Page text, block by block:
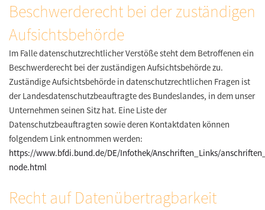
Beschwerderecht bei der zuständigen
Aufsichtsbehörde
Im Falle datenschutzrechtlicher Verstöße steht dem Betroffenen ein
Beschwerderecht bei der zuständigen Aufsichtsbehörde zu.
Zuständige Aufsichtsbehörde in datenschutzrechtlichen Fragen ist
der Landesdatenschutzbeauftragte des Bundeslandes, in dem unser
Unternehmen seinen Sitz hat. Eine Liste der
Datenschutzbeauftragten sowie deren Kontaktdaten können
folgendem Link entnommen werden:
https://www.bfdi.bund.de/DE/Infothek/Anschriften_Links/
node.html
Recht auf Datenübertragbarkeit